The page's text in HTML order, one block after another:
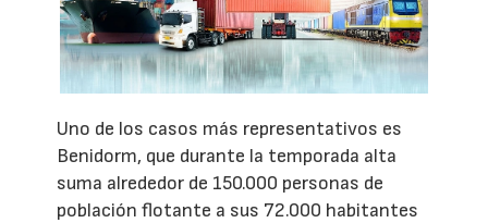
Uno de los casos más representativos es
Benidorm, que durante la temporada alta
suma alrededor de 150.000 personas de
población flotante a sus 72.000 habitantes